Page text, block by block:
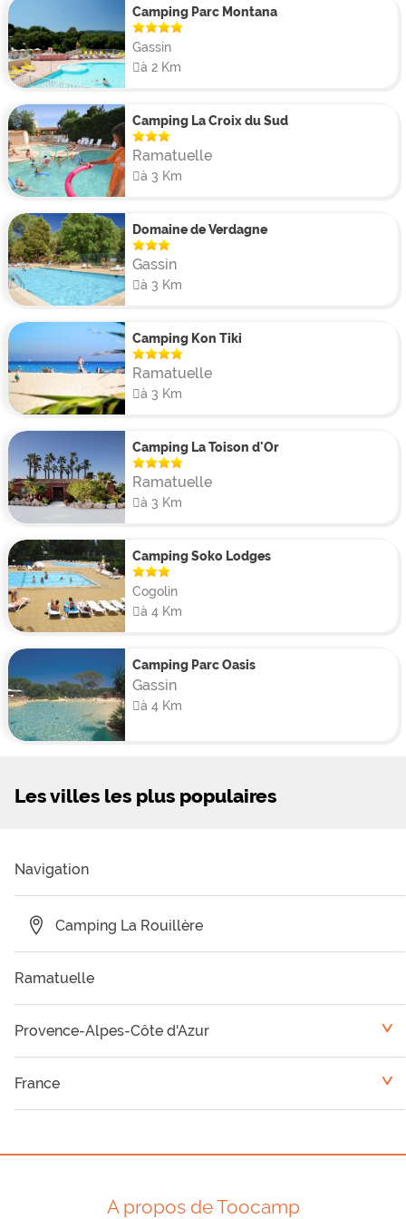
personnes et des tentes équipées avec terrasse de
13m² pour 5 personnes. Le camping La Rouillère
propose également plusieurs modèles de mobil-home,
d'une superficie moyenne de 25m² pouvant accueillir
fonctionnels, équipés, et apportent tout le confort
nécessaire avec cuisine, salle de bain et terrasse.
Camping Parc Montana
Gassin
à 2 Km
Camping La Croix du Sud
Ramatuelle
à 3 Km
Domaine de Verdagne
Gassin
à 3 Km
Camping Kon Tiki
Ramatuelle
à 3 Km
Camping La Toison d'Or
Ramatuelle
à 3 Km
Camping Soko Lodges
Cogolin
à 4 Km
Camping Parc Oasis
Gassin
à 4 Km
Les villes les plus populaires
Navigation
Camping La Rouillère
Ramatuelle
Provence-Alpes-Côte d'Azur <
France <
A propos de Toocamp